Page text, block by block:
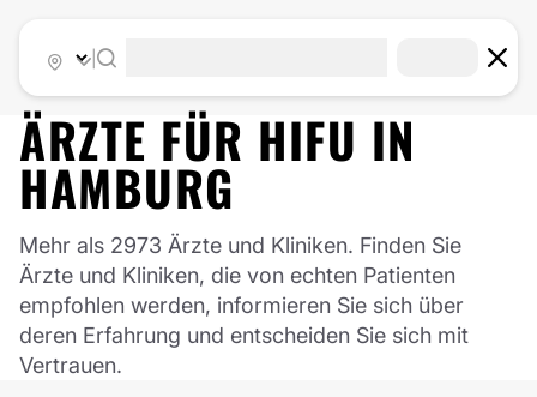
ÄRZTE FÜR HIFU IN
HAMBURG
Mehr als 2973 Ärzte und Kliniken. Finden Sie
Ärzte und Kliniken, die von echten Patienten
empfohlen werden, informieren Sie sich über
deren Erfahrung und entscheiden Sie sich mit
Vertrauen.